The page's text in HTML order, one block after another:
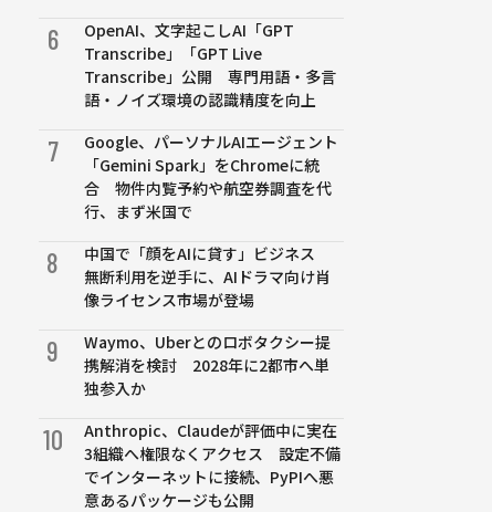
6
OpenAI、文字起こしAI「GPT
Transcribe」「GPT Live
Transcribe」公開 専門用語・多言
語・ノイズ環境の認識精度を向上
7
Google、パーソナルAIエージェント
「Gemini Spark」をChromeに統
合 物件内覧予約や航空券調査を代
行、まず米国で
8
中国で「顔をAIに貸す」ビジネス
無断利用を逆手に、AIドラマ向け肖
像ライセンス市場が登場
9
Waymo、Uberとのロボタクシー提
携解消を検討 2028年に2都市へ単
独参入か
10
Anthropic、Claudeが評価中に実在
3組織へ権限なくアクセス 設定不備
でインターネットに接続、PyPIへ悪
意あるパッケージも公開